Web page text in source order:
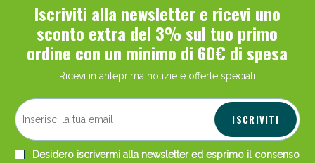
Iscriviti alla newsletter e ricevi uno
sconto extra del 3% sul tuo primo
ordine con un minimo di 60€ di spesa
Ricevi in anteprima notizie e offerte speciali
ISCRIVITI
Desidero iscrivermi alla newsletter ed esprimo il consenso